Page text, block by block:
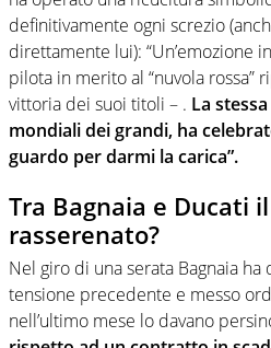
definitivamente ogni screzio
direttamente lui): “Un’emozione
pilota in merito al “nuvola rossa”
vittoria dei suoi titoli – . La
mondiali dei grandi, ha
guardo per darmi la carica”.
Tra Bagnaia e Ducati
rasserenato?
Nel giro di una serata Bagnaia ha
tensione precedente e messo
nell’ultimo mese lo davano